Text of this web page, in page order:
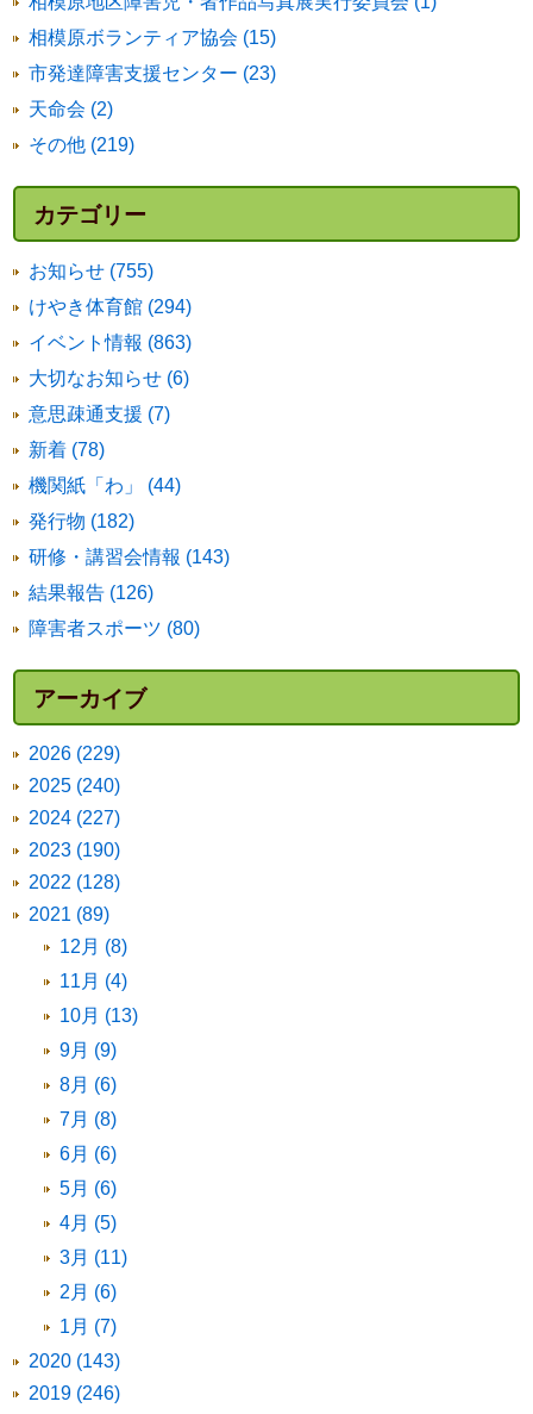
相模原ボランティア協会 (15)
市発達障害支援センター (23)
天命会 (2)
その他 (219)
カテゴリー
お知らせ (755)
けやき体育館 (294)
イベント情報 (863)
大切なお知らせ (6)
意思疎通支援 (7)
新着 (78)
機関紙「わ」 (44)
発行物 (182)
研修・講習会情報 (143)
結果報告 (126)
障害者スポーツ (80)
アーカイブ
2026 (229)
2025 (240)
2024 (227)
2023 (190)
2022 (128)
2021 (89)
12月 (8)
11月 (4)
10月 (13)
9月 (9)
8月 (6)
7月 (8)
6月 (6)
5月 (6)
4月 (5)
3月 (11)
2月 (6)
1月 (7)
2020 (143)
2019 (246)